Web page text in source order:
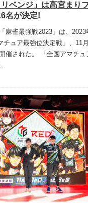
ベンジ」は高宮まり
名が決定!
麻雀最強戦2023」は、2023
チュア最強位決定戦」、11
催された。 「全国アマチ
…